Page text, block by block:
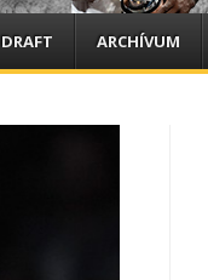
DRAFT ARCHÍVUM